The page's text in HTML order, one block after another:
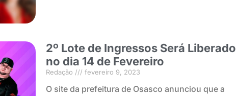
2º Lote de Ingressos Será Liberado
no dia 14 de Fevereiro
Redação fevereiro 9, 2023
O site da prefeitura de Osasco anunciou que a